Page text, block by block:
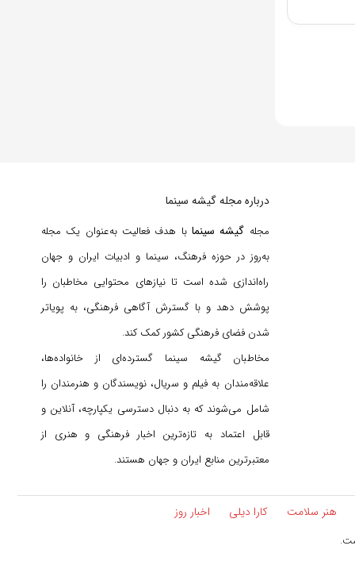
درباره مجله گیشه سینما
مجله گیشه سینما با هدف فعالیت به‌عنوان یک مجله
به‌روز در حوزه فرهنگ، سینما و ادبیات ایران و جهان
راه‌اندازی شده است تا نیازهای محتوایی مخاطبان را
پوشش دهد و با گسترش آگاهی فرهنگی، به پویاتر
شدن فضای فرهنگی کشور کمک کند.
مخاطبان گیشه سینما گسترده‌ای از خانواده‌ها،
علاقه‌مندان به فیلم و سریال، نویسندگان و هنرمندان را
شامل می‌شوند که به دنبال دسترسی یکپارچه، آنلاین و
قابل اعتماد به تازه‌ترین اخبار فرهنگی و هنری از
معتبرترین منابع ایران و جهان هستند.
هنر سلامت کارا دیلی اخبار روز